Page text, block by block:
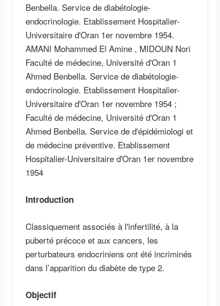
Benbella. Service de diabétologie-
endocrinologie. Etablissement Hospitalier-
Universitaire d'Oran 1er novembre 1954.
AMANI Mohammed El Amine , MIDOUN Nori
Faculté de médecine, Université d'Oran 1
Ahmed Benbella. Service de diabétologie-
endocrinologie. Etablissement Hospitalier-
Universitaire d'Oran 1er novembre 1954 ;
Faculté de médecine, Université d'Oran 1
Ahmed Benbella. Service de d'épidémiologi et
de médecine préventive. Etablissement
Hospitalier-Universitaire d'Oran 1er novembre
1954
Introduction
Classiquement associés à l'infertilité, à la
puberté précoce et aux cancers, les
perturbateurs endocriniens ont été incriminés
dans l’apparition du diabète de type 2.
Objectif